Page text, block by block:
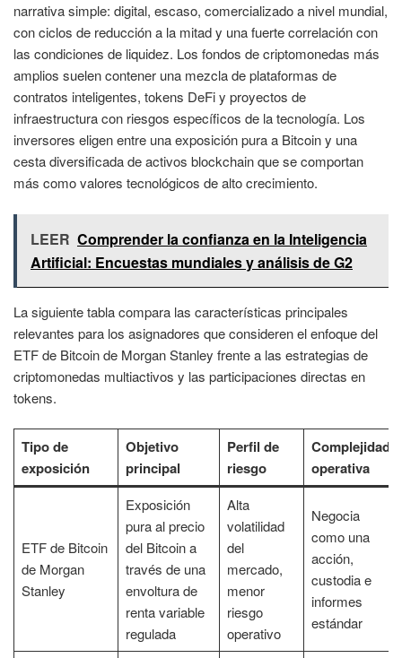
narrativa simple: digital, escaso, comercializado a nivel mundial,
con ciclos de reducción a la mitad y una fuerte correlación con
las condiciones de liquidez. Los fondos de criptomonedas más
amplios suelen contener una mezcla de plataformas de
contratos inteligentes, tokens DeFi y proyectos de
infraestructura con riesgos específicos de la tecnología. Los
inversores eligen entre una exposición pura a Bitcoin y una
cesta diversificada de activos blockchain que se comportan
más como valores tecnológicos de alto crecimiento.
LEER Comprender la confianza en la Inteligencia
Artificial: Encuestas mundiales y análisis de G2
La siguiente tabla compara las características principales
relevantes para los asignadores que consideren el enfoque del
ETF de Bitcoin de Morgan Stanley frente a las estrategias de
criptomonedas multiactivos y las participaciones directas en
tokens.
Tipo de
exposición
Objetivo
principal
Perfil de
riesgo
Complejidad
operativa
ETF de Bitcoin
de Morgan
Stanley
Exposición
pura al precio
del Bitcoin a
través de una
envoltura de
renta variable
regulada
Alta
volatilidad
del
mercado,
menor
riesgo
operativo
Negocia
como una
acción,
custodia e
informes
estándar